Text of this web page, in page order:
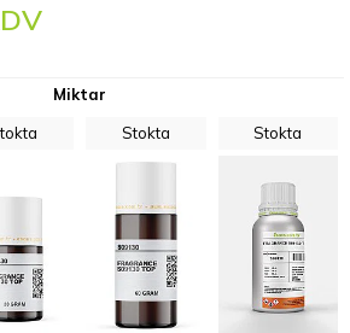
Miktar
Stokta Stokta